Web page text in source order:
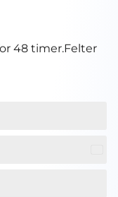
48 timer.​Felter